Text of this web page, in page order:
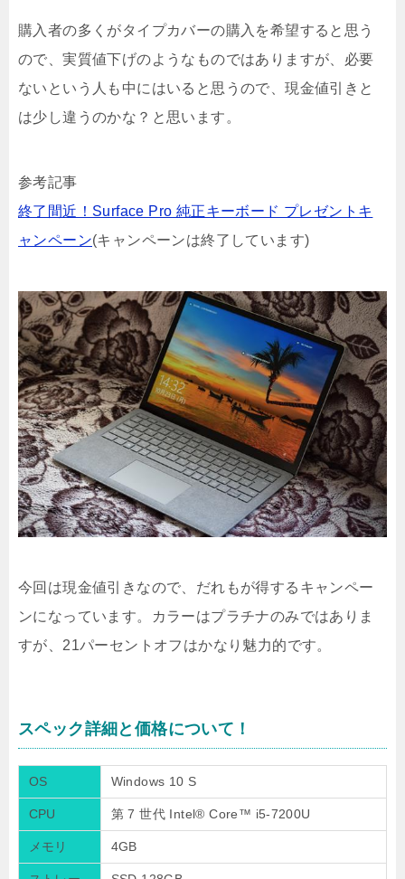
購入者の多くがタイプカバーの購入を希望すると思う
ので、実質値下げのようなものではありますが、必要
ないという人も中にはいると思うので、現金値引きと
は少し違うのかな？と思います。
参考記事
終了間近！Surface Pro 純正キーボード プレゼントキ
ャンペーン(キャンペーンは終了しています)
今回は現金値引きなので、だれもが得するキャンペー
ンになっています。カラーはプラチナのみではありま
すが、21パーセントオフはかなり魅力的です。
スペック詳細と価格について！
OS Windows 10 S
CPU 第 7 世代 Intel® Core™ i5-7200U
メモリ 4GB